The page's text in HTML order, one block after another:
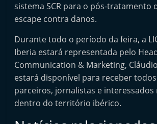
sistema SCR para o pós-tratamento
escape contra danos.
Durante todo o período da feira, a
Iberia estará representada pelo
Communication & Marketing,
estará disponível para receber
parceiros, jornalistas e interessados
dentro do território ibérico.